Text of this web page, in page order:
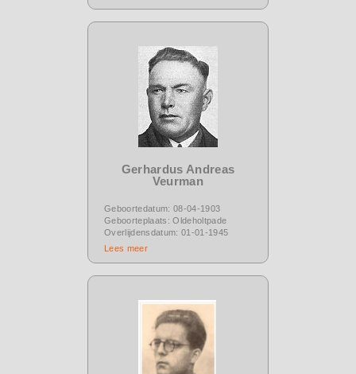
Gerhardus Andreas
Veurman
Geboortedatum: 08-04-1903
Geboorteplaats: Oldeholtpade
Overlijdensdatum: 01-01-1945
Lees meer